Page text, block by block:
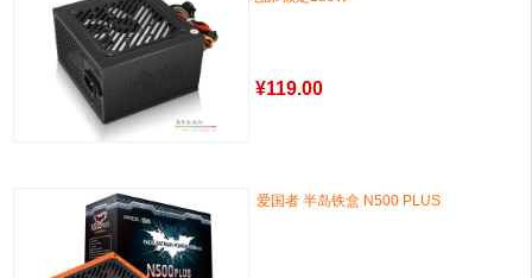
¥119.00
爱国者 半岛铁盒 N500 PLUS